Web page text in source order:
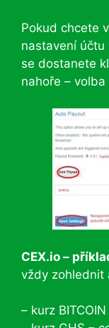
Pokud chcete
nastavení účtu
se dostanete
nahoře – volba
CEX.io –
vždy zohlednit
– kurz